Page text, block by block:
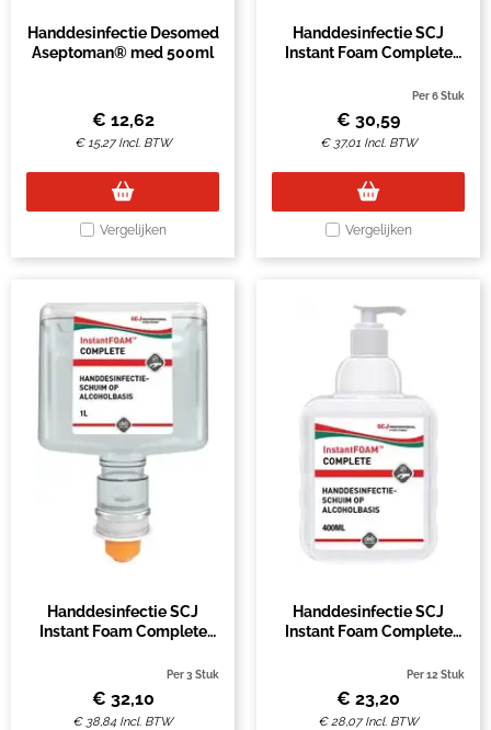
Handdesinfectie Desomed
Aseptoman® med 500ml
€ 12,62
€15,27 Incl. BTW
Vergelijken
Handdesinfectie SCJ
Instant Foam Complete
Per 6 Stuk
€ 30,59
€ 37,01 Incl. BTW
Vergelijken
Handdesinfectie SCJ
Instant Foam Complete
Per 3 Stuk
€ 32,10
€ 38,84 Incl. BTW
Handdesinfectie SCJ
Instant Foam Complete
Per 12 Stuk
€ 23,20
€28,07 Incl. BTW